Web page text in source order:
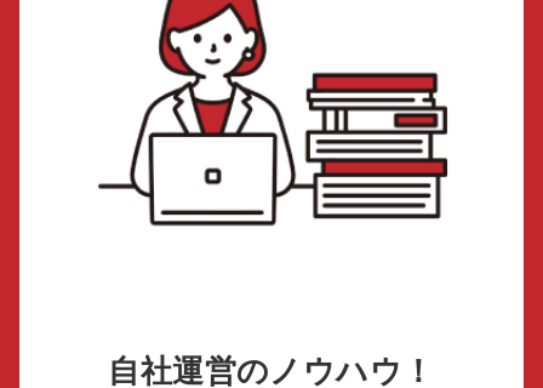
自社運営のノウハウ！